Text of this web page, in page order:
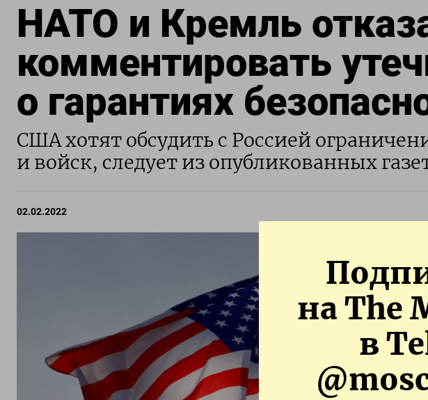
на The
в
НАТО и Кремль
комментировать
о гарантиях
США хотят обсудить с Россией
и войск, следует из опубликованных
02.02.2022